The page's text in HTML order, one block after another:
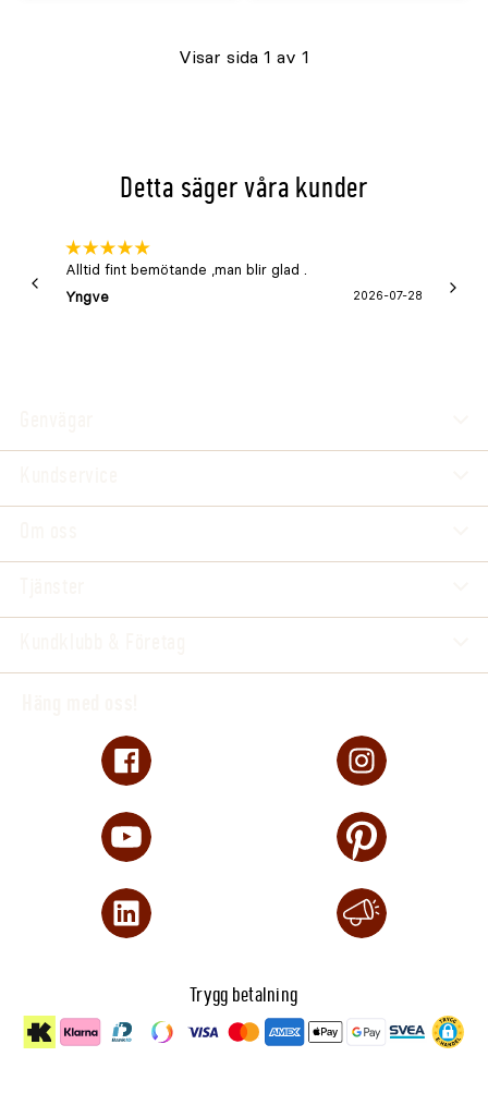
Visar sida 1 av 1
Detta säger våra kunder
Alltid fint bemötande ,man blir glad .
Yngve
2026-07-28
Trygg betalning